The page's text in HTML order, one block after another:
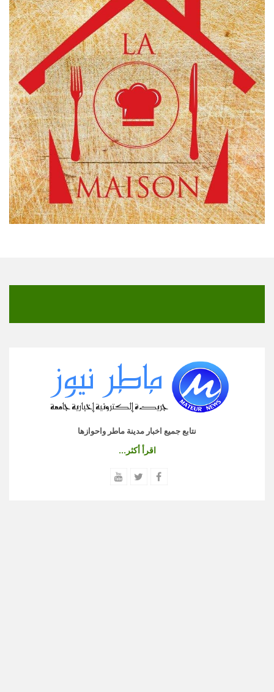
نتابع جميع اخبار مدينة ماطر واحوازها
اقرأ أكثر...